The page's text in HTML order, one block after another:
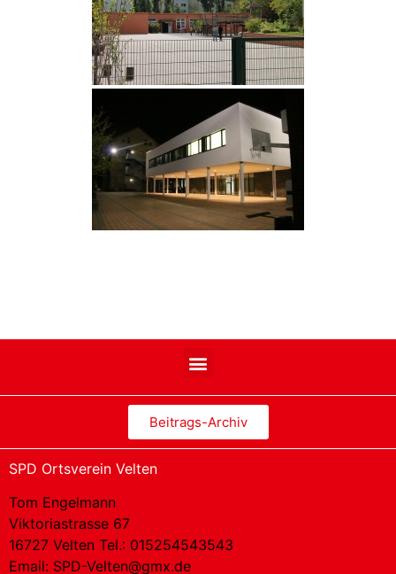
Beitrags-Archiv
SPD Ortsverein Velten
Tom Engelmann
Viktoriastrasse 67
16727 Velten Tel.: 015254543543
Email: SPD-Velten@gmx.de